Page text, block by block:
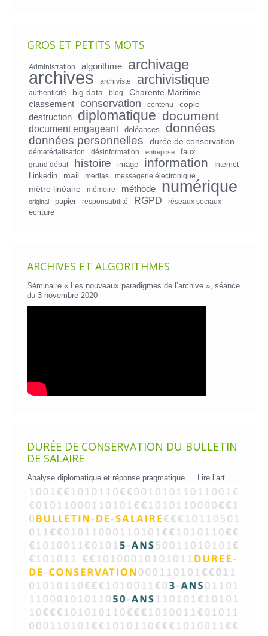
GROS ET PETITS MOTS
Administration algorithme archivage
archives archiviste archivistique
authenticité big data blog
Charente-Maritime
classement
conservation contenu
copie
destruction
diplomatique document
document engageant doléances données
données personnelles durée de conservation
dématérialisation désinformation entreprise faux
grand débat histoire image information Internet
Linkedin mail medias messagerie électronique
mètre linéaire mémoire méthode numérique
original papier responsabilité RGPD réseaux sociaux
écriture
ARCHIVES ET ALGORITHMES
Séminaire « Les nouveaux paradigmes de l’archive », séance
du 3 novembre 2020
DURÉE DE CONSERVATION DU BULLETIN
DE SALAIRE
Analyse diplomatique et réponse pragmatique…. Lire l’art